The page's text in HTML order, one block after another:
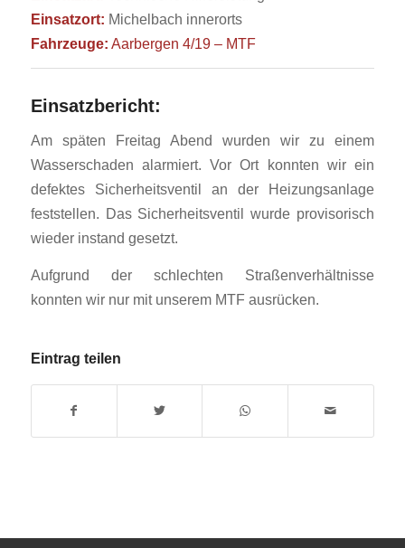
Einsatzort: Michelbach innerorts
Fahrzeuge: Aarbergen 4/19 – MTF
Einsatzbericht:
Am späten Freitag Abend wurden wir zu einem
Wasserschaden alarmiert. Vor Ort konnten wir ein
defektes Sicherheitsventil an der Heizungsanlage
feststellen. Das Sicherheitsventil wurde provisorisch
wieder instand gesetzt.
Aufgrund der schlechten Straßenverhältnisse
konnten wir nur mit unserem MTF ausrücken.
Eintrag teilen